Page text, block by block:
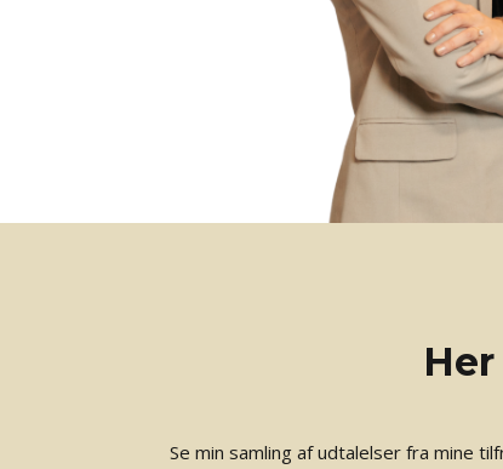
Se min samling af udtalelser fra mine